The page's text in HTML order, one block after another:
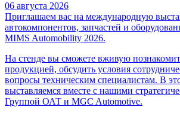
06 августа 2026
Приглашаем вас на международную
автокомпонентов, запчастей и
MIMS Automobility 2026.
На стенде вы сможете вживую
продукцией, обсудить условия
вопросы техническим специалистам. В
выставляемся вместе с нашими
Группой ОАТ и MGC Automotive.